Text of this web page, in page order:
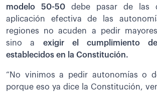
modelo 50-50 debe pasar de las
aplicación efectiva de las
regiones no acuden a pedir
sino a exigir el cumplimiento
establecidos en la Constitución.
“No vinimos a pedir autonomías o
porque eso ya dice la Constitución,